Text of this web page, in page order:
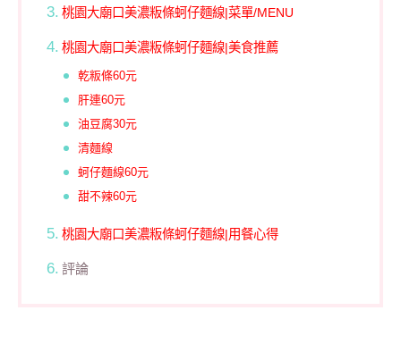
桃園大廟口美濃粄條蚵仔麵線|菜單/MENU
桃園大廟口美濃粄條蚵仔麵線|美食推薦
乾粄條60元
肝連60元
油豆腐30元
清麵線
蚵仔麵線60元
甜不辣60元
桃園大廟口美濃粄條蚵仔麵線|用餐心得
評論